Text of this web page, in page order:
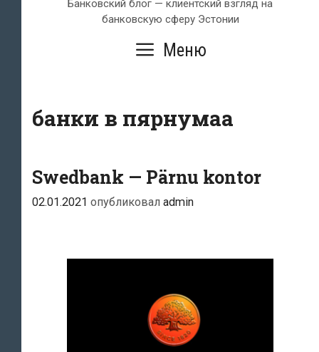
Банковский блог — клиентский взгляд на
банковскую сферу Эстонии
Меню
банки в пярнумаа
Swedbank — Pärnu kontor
02.01.2021 опубликовал admin